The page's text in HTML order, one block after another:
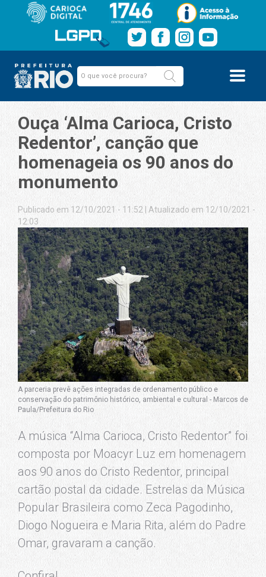
Ouça ‘Alma Carioca, Cristo
Redentor’, canção que
homenageia os 90 anos do
monumento
Publicado em 12/10/2021 - 11:52
Atualizado em 12/10/2021 -
12:03
A parceria prevê ações integradas de ordenamento público e
conservação do patrimônio histórico, ambiental e cultural - Marcos de
Paula/Prefeitura do Rio
A música “Alma Carioca, Cristo Redentor” foi
composta por Moacyr Luz em homenagem
aos 90 anos do Cristo Redentor, principal
cartão postal da cidade. Estrelas da Música
Popular Brasileira como Zeca Pagodinho,
Diogo Nogueira e Maria Rita, além do Padre
Omar, gravaram a canção.